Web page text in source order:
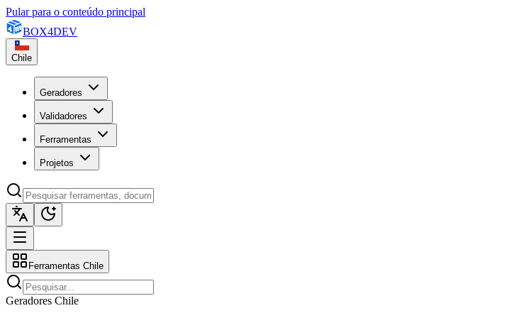
Pular para o conteúdo principal
BOX4DEV
Chile
Geradores
Validadores
Ferramentas
Projetos
Ferramentas Chile
Geradores Chile